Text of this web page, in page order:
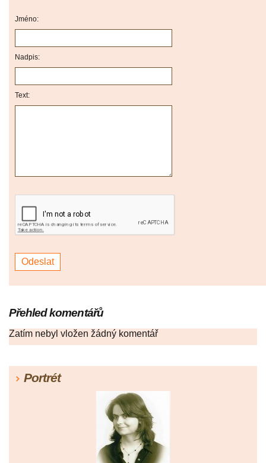
Jméno:
Nadpis:
Text:
Přehled komentářů
Zatím nebyl vložen žádný komentář
Portrét